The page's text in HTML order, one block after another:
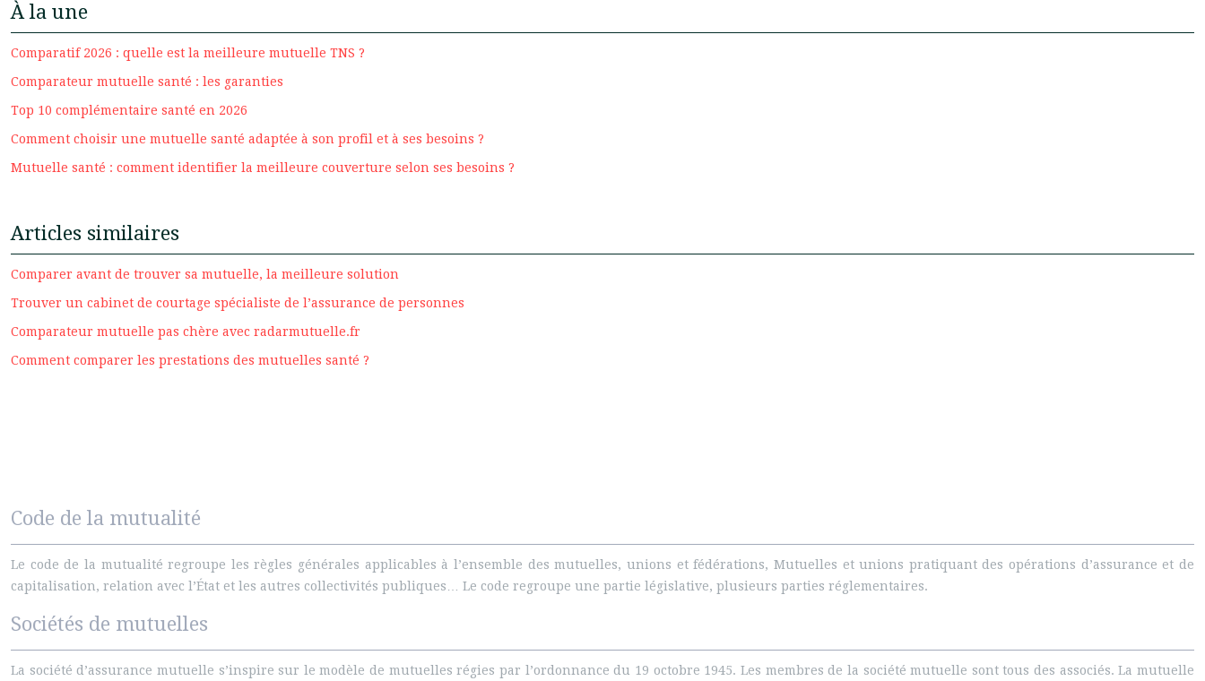
À la une
Comparatif 2026 : quelle est la meilleure mutuelle TNS ?
Comparateur mutuelle santé : les garanties
Top 10 complémentaire santé en 2026
Comment choisir une mutuelle santé adaptée à son profil et à ses besoins ?
Mutuelle santé : comment identifier la meilleure couverture selon ses besoins ?
Articles similaires
Comparer avant de trouver sa mutuelle, la meilleure solution
Trouver un cabinet de courtage spécialiste de l’assurance de personnes
Comparateur mutuelle pas chère avec radarmutuelle.fr
Comment comparer les prestations des mutuelles santé ?
Code de la mutualité
Le code de la mutualité regroupe les règles générales applicables à l’ensemble des mutuelles, unions et fédérations, Mutuelles et unions pratiquant des opérations d’assurance et de
capitalisation, relation avec l’État et les autres collectivités publiques… Le code regroupe une partie législative, plusieurs parties réglementaires.
Sociétés de mutuelles
La société d’assurance mutuelle s’inspire sur le modèle de mutuelles régies par l’ordonnance du 19 octobre 1945. Les membres de la société mutuelle sont tous des associés. La mutuelle